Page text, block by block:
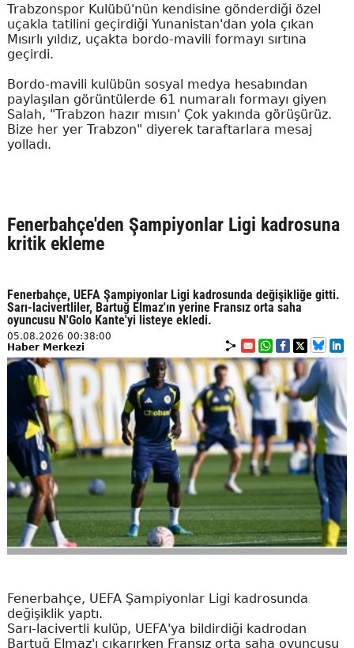
Trabzonspor Kulübü'nün kendisine gönderdiği özel
uçakla tatilini geçirdiği Yunanistan'dan yola çıkan
Mısırlı yıldız, uçakta bordo-mavili formayı sırtına
geçirdi.
Bordo-mavili kulübün sosyal medya hesabından
paylaşılan görüntülerde 61 numaralı formayı giyen
Salah, "Trabzon hazır mısın' Çok yakında görüşürüz.
Bize her yer Trabzon" diyerek taraftarlara mesaj
yolladı.
Fenerbahçe'den Şampiyonlar Ligi kadrosuna
kritik ekleme
Fenerbahçe, UEFA Şampiyonlar Ligi kadrosunda değişikliğe gitti.
Sarı-lacivertliler, Bartuğ Elmaz'ın yerine Fransız orta saha
oyuncusu N'Golo Kante'yi listeye ekledi.
05.08.2026 00:38:00
Haber Merkezi
Fenerbahçe, UEFA Şampiyonlar Ligi kadrosunda
değişiklik yaptı.
Sarı-lacivertli kulüp, UEFA'ya bildirdiği kadrodan
Bartuğ Elmaz'ı çıkarırken Fransız orta saha oyuncusu